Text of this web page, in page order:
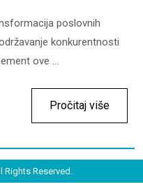
poslovnih
konkurentnosti
ove ...
Pročitaj više
Rights Reserved.